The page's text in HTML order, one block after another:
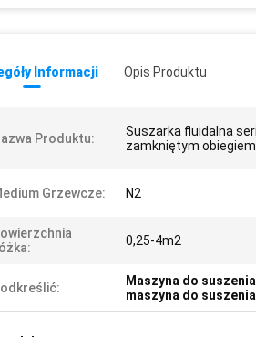
Informacji Opis Produktu
Produktu:
Suszarka fluidalna
zamkniętym obiegiem
Grzewcze: N2
0,25-4m2
Maszyna do
maszyna do